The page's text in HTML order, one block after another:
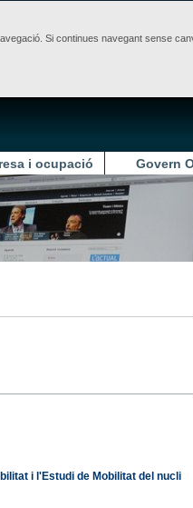
Si continues navegant sense
i ocupació Govern
i l'Estudi de Mobilitat del nucli